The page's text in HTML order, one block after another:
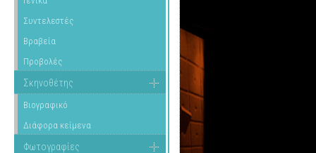
Συντελεστές
Βραβεία
Προβολές
Σκηνοθέτης
Βιογραφικό
Διάφορα κείμενα
Φωτογραφίες